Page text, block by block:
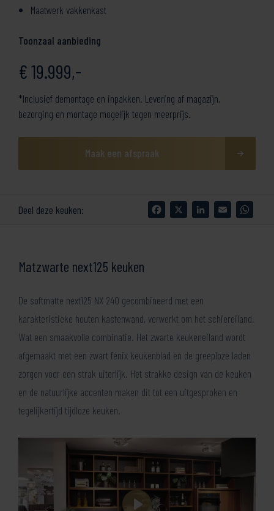
Maatwerk vakkenkast
Toonzaal aanbieding
€ 19.999,-
*Inclusief demontage en inpakken. Levering af magazijn,
bezorging en montage mogelijk tegen meerprijs.
Maak een afspraak
Deel deze keuken: Facebook LinkedInEmail
Matzwarte next125 keuken
De softmatte next125 NX 240 gecombineerd met een
karakteristieke houten kastenwand, verwerkt om het schiereiland.
Wat een smaakvolle combinatie. Het zwarte keukeneiland wordt
afgemaakt met een zwart fenix keukenblad en de greeploze laden
zorgen voor een strak uiterlijk. Het strakke design van de keuken
en de natuurlijke accenten maken dit tot een uitgesproken en
tegelijkertijd tijdloze keuken.